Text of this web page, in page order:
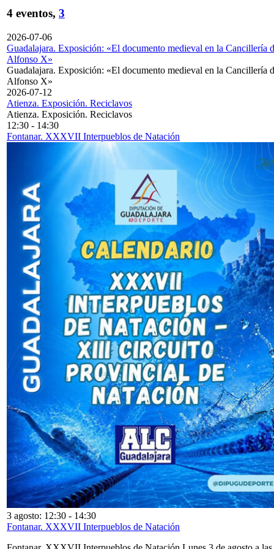
4 eventos, 3
2026-07-06
Guadalajara. Exposición: «El documento medieval en la Cancillería
Alfonso X»
Guadalajara. Exposición: «El documento medieval en la Cancillería
Alfonso X»
2026-07-12
Atienza. Exposición. Reciclavos
Atienza. Exposición. Reciclavos
12:30 - 14:30
Fontanar. XXXVII Interpueblos de Natación
3 agosto: 12:30 - 14:30
Fontanar. XXXVII Interpueblos de Natación